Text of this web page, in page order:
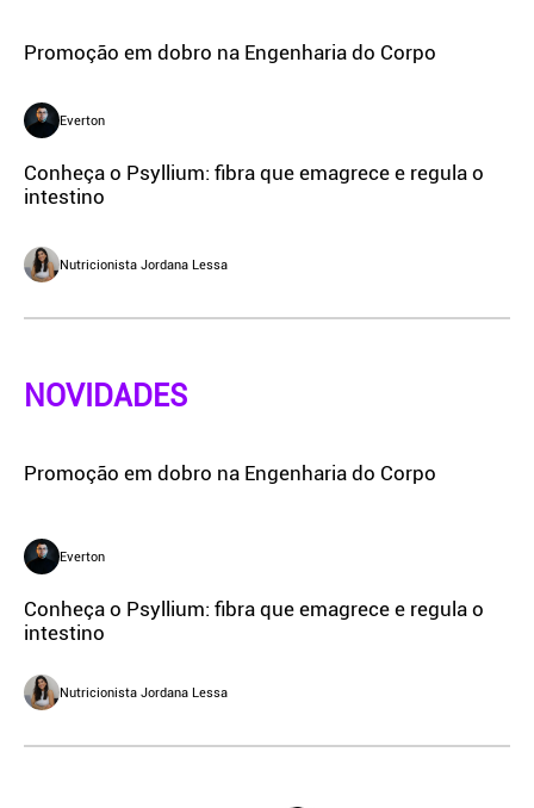
Promoção em dobro na Engenharia do Corpo
Everton
Conheça o Psyllium: fibra que emagrece e regula o
intestino
Nutricionista Jordana Lessa
NOVIDADES
Promoção em dobro na Engenharia do Corpo
Everton
Conheça o Psyllium: fibra que emagrece e regula o
intestino
Nutricionista Jordana Lessa